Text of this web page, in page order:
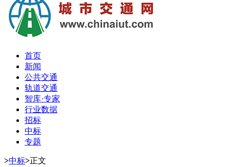
首页
新闻
公共交通
轨道交通
智库·专家
行业数据
招标
中标
专题
>中标>正文